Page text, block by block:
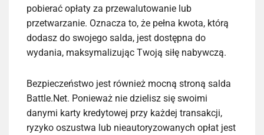
pobierać opłaty za przewalutowanie lub
przetwarzanie. Oznacza to, że pełna kwota, którą
dodasz do swojego salda, jest dostępna do
wydania, maksymalizując Twoją siłę nabywczą.
Bezpieczeństwo jest również mocną stroną salda
Battle.Net. Ponieważ nie dzielisz się swoimi
danymi karty kredytowej przy każdej transakcji,
ryzyko oszustwa lub nieautoryzowanych opłat jest